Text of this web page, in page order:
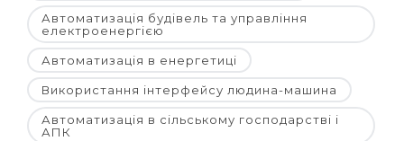
Автоматизація будівель та управління
електроенергією
Автоматизація в енергетиці
Використання інтерфейсу людина-машина
Автоматизація в сільському господарстві і
АПК